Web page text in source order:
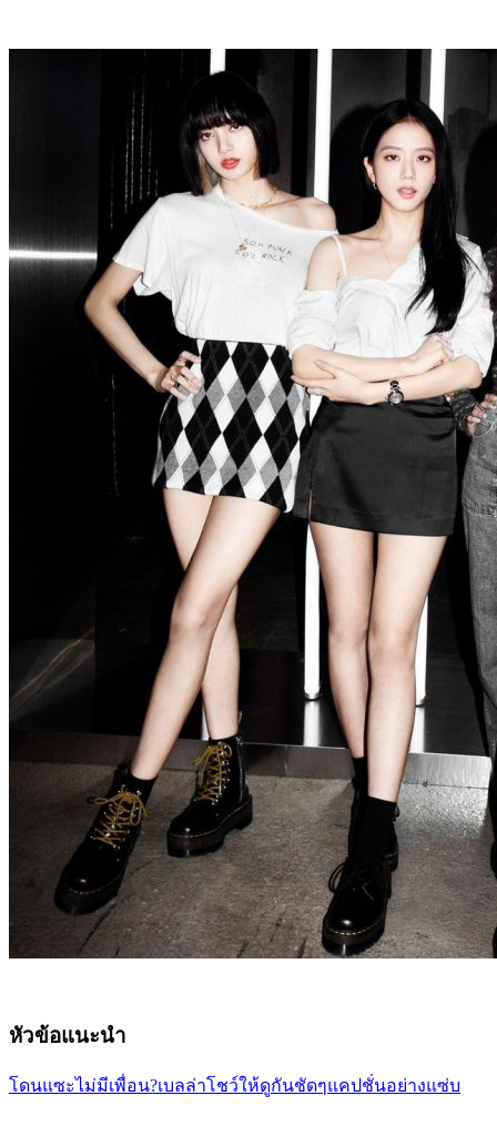
หัวข้อแนะนำ
โดนแซะไม่มีเพื่อน?เบลล่าโชว์ให้ดูกันชัดๆแคปชั่นอย่างแซ่บ